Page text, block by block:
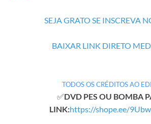
SEJA GRATO SE INSCREVA
BAIXAR LINK DIRETO
TODOS OS CRÉDITOS AO
✅DVD PES OU BOMBA
LINK:https://shope.ee/